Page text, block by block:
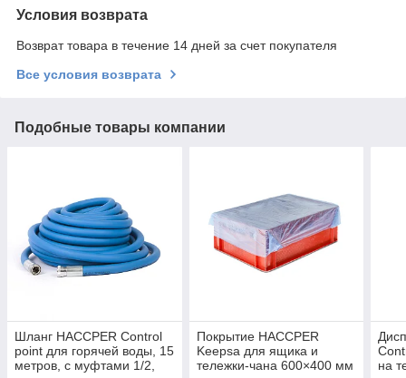
Условия возврата
Возврат товара в течение 14 дней за счет покупателя
Все условия возврата
Подобные товары компании
Шланг HACCPER Control
point для горячей воды, 15
метров, с муфтами 1/2,
Покрытие HACCPER
Keepsa для ящика и
тележки-чана 600×400 мм
на